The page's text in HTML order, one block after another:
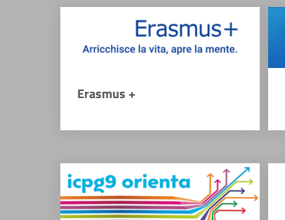
Erasmus +